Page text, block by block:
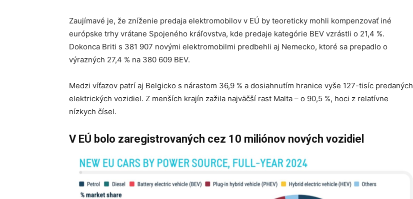
Zaujímavé je, že zníženie predaja elektromobilov v EÚ by teoreticky mohli kompenzovať iné
európske trhy vrátane Spojeného kráľovstva, kde predaje kategórie BEV vzrástli o 21,4 %.
Dokonca Briti s 381 907 novými elektromobilmi predbehli aj Nemecko, ktoré sa prepadlo o
výrazných 27,4 % na 380 609 BEV.
Medzi víťazov patrí aj Belgicko s nárastom 36,9 % a dosiahnutím hranice vyše 127-tisíc predaných
elektrických vozidiel. Z menších krajín zažila najväčší rast Malta – o 90,5 %, hoci z relatívne
nízkych čísel.
V EÚ bolo zaregistrovaných cez 10 miliónov nových vozidiel